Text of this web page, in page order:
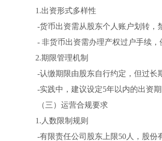
1.出资形式多样性
-货币出资需从股东个人账户划转，
- 非货币出资需办理产权过户手续，
2.期限管理机制
-认缴期限由股东自行约定，但过长
-实践中，建议设定5年以内的出资
（三）运营合规要求
1.人数限制规则
-有限责任公司股东上限50人，股份